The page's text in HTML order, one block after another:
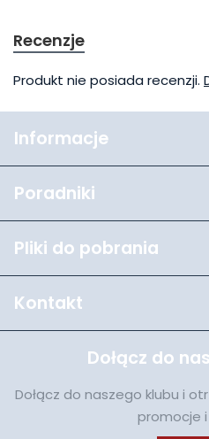
Recenzje
Produkt nie posiada recenzji.
Informacje
Poradniki
Pliki do pobrania
Kontakt
Dołącz do
Dołącz do naszego klubu i
promocje